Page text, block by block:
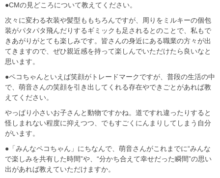
●CMの見どころについて教えてください。
次々に変わる衣装や髪型ももちろんですが、周りをミルキーの個包
装がパタパタ飛んだりするギミックも足されるとのことで、私もで
きあがりがとても楽しみです。皆さんの身近にある職業の方々が出
てきますので、ぜひ親近感を持って楽しんでいただけたら良いなと
思います。
●ペコちゃんといえば笑顔がトレードマークですが、普段の生活の中
で、萌音さんの笑顔を引き出してくれる存在やできごとがあれば教
えてください。
やっぱり小さいお子さんと動物ですかね。道ですれ違ったりすると
怪しまれない程度に抑えつつ、でもすごくにんまりしてしまう自分
がいます。
●「みんなペコちゃん」にちなんで、萌音さんがこれまでに“みんな
で楽しみを共有した時間”や、“分かち合えて幸せだった瞬間”の思い
出があれば教えていただけますか。